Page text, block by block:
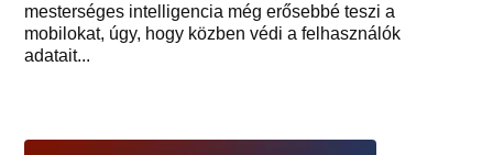
mesterséges intelligencia még erősebbé teszi a
mobilokat, úgy, hogy közben védi a felhasználók
adatait...